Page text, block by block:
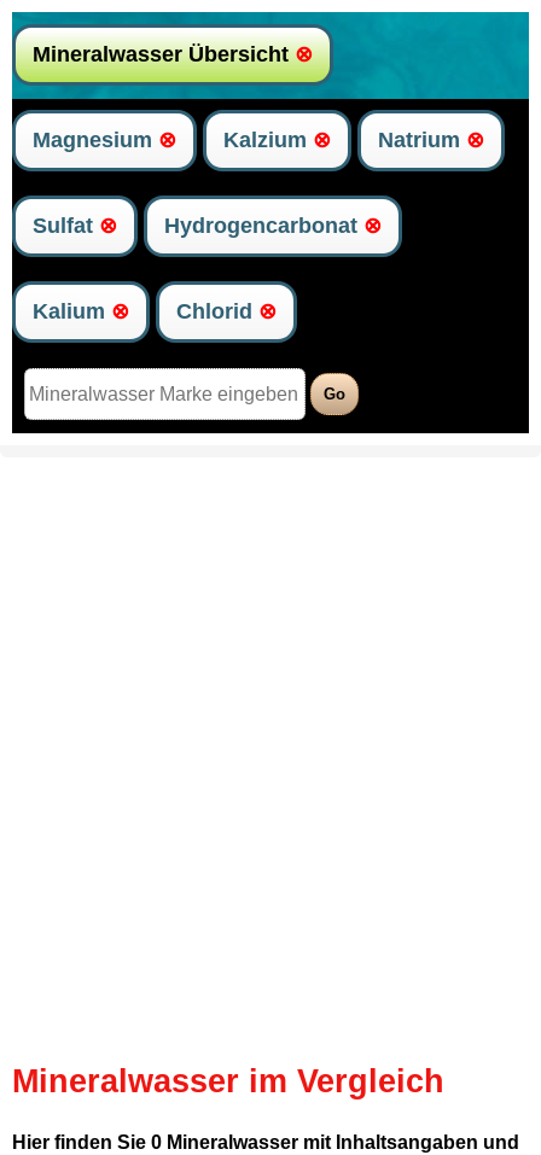
Mineralwasser Übersicht⊗
Magnesium ⊗ Kalzium ⊗ Natrium ⊗
Sulfat ⊗ Hydrogencarbonat ⊗
Kalium ⊗ Chlorid ⊗
Mineralwasser im Vergleich
Hier finden Sie 0 Mineralwasser mit Inhaltsangaben und